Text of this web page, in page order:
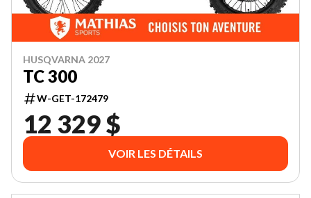
HUSQVARNA 2027
TC 300
W-GET-172479
12 329 $
VOIR LES DÉTAILS